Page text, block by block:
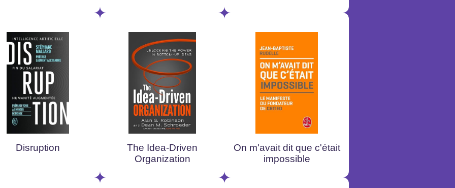
Disruption
The Idea-Driven
Organization
On m'avait dit que c'était
impossible